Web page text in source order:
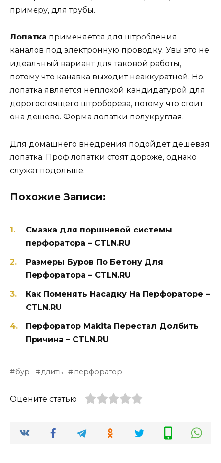
примеру, для трубы.
Лопатка применяется для штробления
каналов под электронную проводку. Увы это не
идеальный вариант для таковой работы,
потому что канавка выходит неаккуратной. Но
лопатка является неплохой кандидатурой для
дорогостоящего штробореза, потому что стоит
она дешево. Форма лопатки полукруглая.
Для домашнего внедрения подойдет дешевая
лопатка. Проф лопатки стоят дороже, однако
служат подольше.
Похожие Записи:
Смазка для поршневой системы
перфоратора – CTLN.RU
Размеры Буров По Бетону Для
Перфоратора – CTLN.RU
Как Поменять Насадку На Перфораторе –
CTLN.RU
Перфоратор Makita Перестал Долбить
Причина – CTLN.RU
бур длить перфоратор
Оцените статью